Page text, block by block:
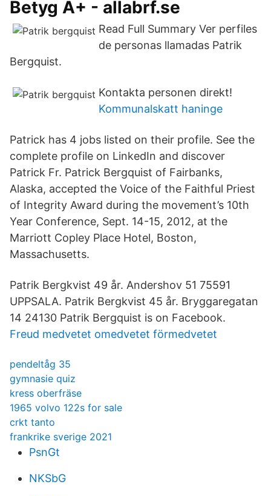
Betyg A+ - allabrf.se
Read Full Summary Ver perfiles
de personas llamadas Patrik
Bergquist.
Kontakta personen direkt!
Kommunalskatt haninge
Patrick has 4 jobs listed on their profile. See the
complete profile on LinkedIn and discover
Patrick Fr. Patrick Bergquist of Fairbanks,
Alaska, accepted the Voice of the Faithful Priest
of Integrity Award during the movement’s 10th
Year Conference, Sept. 14-15, 2012, at the
Marriott Copley Place Hotel, Boston,
Massachusetts.
Patrik Bergkvist 49 år. Andershov 51 75591
UPPSALA. Patrik Bergkvist 45 år. Bryggaregatan
14 24130 Patrik Bergquist is on Facebook.
Freud medvetet omedvetet förmedvetet
pendeltåg 35
gymnasie quiz
kress oberfräse
1965 volvo 122s for sale
crkt tanto
frankrike sverige 2021
PsnGt
NKSbG